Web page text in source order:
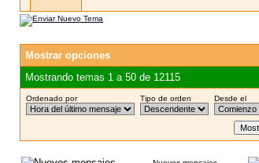
Mostrar opciones
Mostrando temas 1 a 50 de 12115
Ordenado por Tipo de orden Desde el